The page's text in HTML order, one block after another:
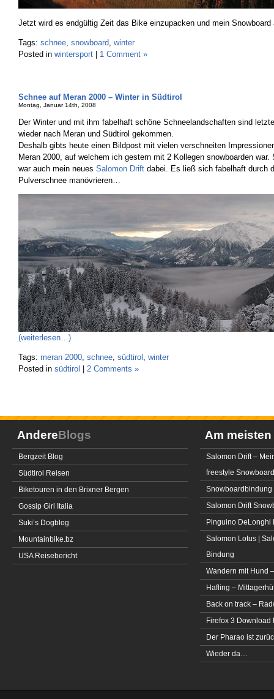
Jetzt wird es endgültig Zeit das Bike einzupacken und mein
Tags: schnee, snowboard, winter
Posted in wintersport 1 Comment »
Schnee auf Meran 2000 – Winter in Südtirol
Montag, Januar 14th, 2008
Der Winter und mit ihm fabelhaft schöne Schneelandschaften sind
wieder nach Meran und Südtirol gekommen.
Deshalb gibts heute einen Bildpost mit vielen verschneiten
Meran 2000, auf welchem ich gestern mit 2 Kollegen snowboarden war.
war auch mein neues Salomon Drift dabei. Es ließ sich fabelhaft durch
Pulverschnee manövrieren…
(weiterlesen…)
Tags: meran 2000, schnee, südtirol , winter
Posted in südtirol 2 Comments »
AndereBlogs
Bergzeit Blog
Südtirol Reisen
Biketouren in den Brixner Bergen
Gossip Girl Italia
Suki’s Dogblog
Mountainbike.bz
USA Reisebericht
Am meisten
Salomon Drift –
freestyle Snowboard
Snowboardbindung
Salomon Drift
Pinguino DeLonghi
Salomon Lotus |
Bindung
Wandern mit Hund
Hafling –
Back on track –
Firefox 3 Download
Der Pharao ist
Wieder da…